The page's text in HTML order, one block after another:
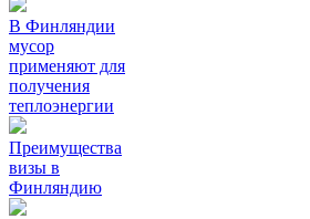
В Финляндии
мусор
применяют для
получения
теплоэнергии
Преимущества
визы в
Финляндию